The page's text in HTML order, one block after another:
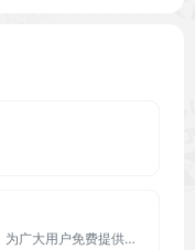
爱你影视为你收集全网VIP影视资源，为广大用户免费提供手机影院在线观看各大电视剧服务，及时收录最新、最热、最全的电影大片，dytt看电影综艺追剧就首选爱你影视。